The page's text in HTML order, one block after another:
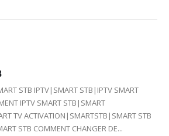
STB IPTV|SMART STB|IPTV SMART
IPTV SMART STB|SMART
TV ACTIVATION|SMARTSTB|SMART STB
STB COMMENT CHANGER DE...